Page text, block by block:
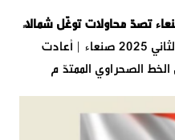
تصدّ محاولات توغّل شمالاً
رشيد الحدادالخميس 20 تشرين الثاني 2025 صنعاء | أعادت
الصحراوي الممتدّ م